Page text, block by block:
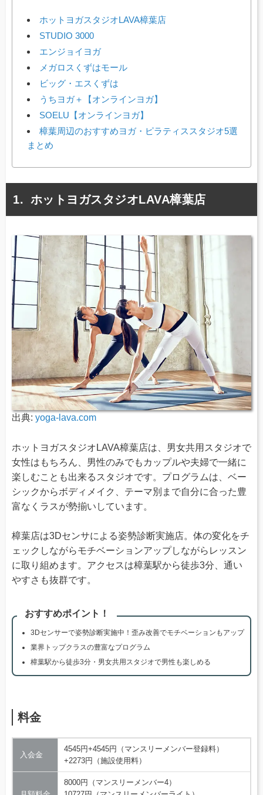
ホットヨガスタジオLAVA樟葉店
STUDIO 3000
エンジョイヨガ
メガロスくずはモール
ビッグ・エスくずは
うちヨガ＋【オンラインヨガ】
SOELU【オンラインヨガ】
樟葉周辺のおすすめヨガ・ピラティススタジオ5選
まとめ
ホットヨガスタジオLAVA樟葉店
出典: yoga-lava.com
ホットヨガスタジオLAVA樟葉店は、男女共用スタジオで
女性はもちろん、男性のみでもカップルや夫婦で一緒に
楽しむことも出来るスタジオです。プログラムは、ベー
シックからボディメイク、テーマ別まで自分に合った豊
富なくラスが勢揃いしています。
樟葉店は3Dセンサによる姿勢診断実施店。体の変化をチ
ェックしながらモチベーションアップしながらレッスン
に取り組めます。アクセスは樟葉駅から徒歩3分、通い
やすさも抜群です。
おすすめポイント！
3Dセンサーで姿勢診断実施中！歪み改善でモチベーションもアップ
業界トップクラスの豊富なプログラム
樟葉駅から徒歩3分・男女共用スタジオで男性も楽しめる
料金
入会金
4545円+4545円（マンスリーメンバー登録料）
+2273円（施設使用料）
8000円（マンスリーメンバー4）